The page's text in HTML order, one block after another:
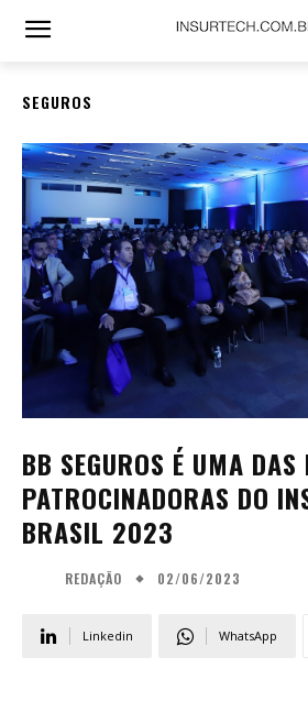
SEGUROS
BB SEGUROS É UMA
PATROCINADORAS DO
BRASIL 2023
REDAÇÃO 02/06/2023
Linkedin WhatsApp